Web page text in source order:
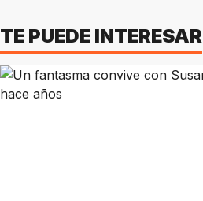
TE PUEDE INTERESAR